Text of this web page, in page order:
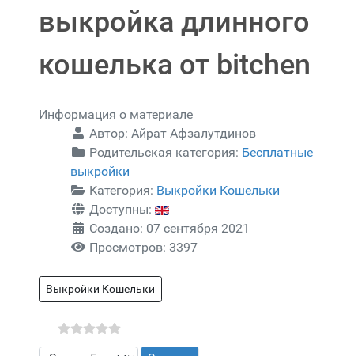
выкройка длинного
кошелька от bitchen
Информация о материале
Автор: Айрат Афзалутдинов
Родительская категория: Бесплатные
выкройки
Категория: Выкройки Кошельки
Доступны:
Создано: 07 сентября 2021
Просмотров: 3397
Выкройки Кошельки